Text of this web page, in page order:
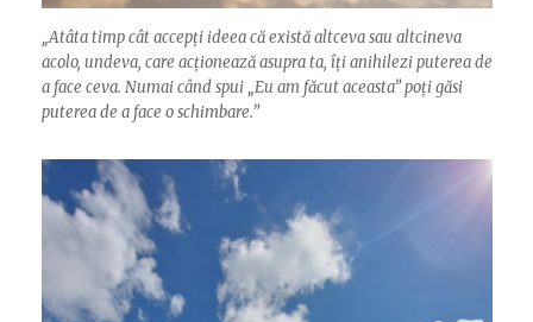
„Atâta timp cât accepți ideea că există altceva sau altcineva
acolo, undeva, care acționează asupra ta, îți anihilezi puterea de
a face ceva. Numai când spui „Eu am făcut aceasta” poți găsi
puterea de a face o schimbare.”